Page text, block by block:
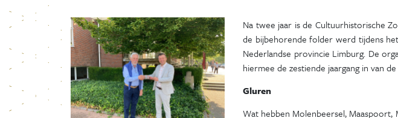
Na twee jaar is de Cultuurhistorische
de bijbehorende folder werd tijdens
Nederlandse provincie Limburg. De
hiermee de zestiende jaargang in van
Gluren
Wat hebben Molenbeersel,